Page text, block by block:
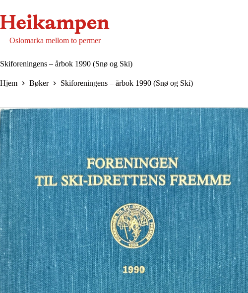
innholdet
Oslomarka mellom to permer
Skiforeningens – årbok 1990 (Snø og Ski)
Hjem Bøker Skiforeningens – årbok 1990 (Snø og Ski)